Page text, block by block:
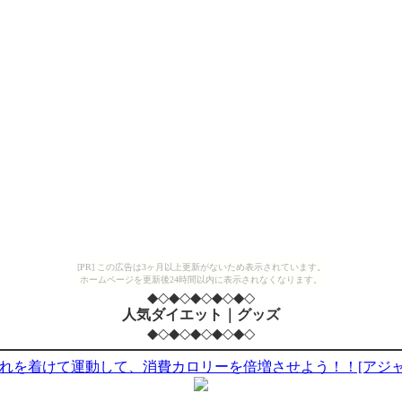
[PR] この広告は3ヶ月以上更新がないため表示されています。
ホームページを更新後24時間以内に表示されなくなります。
◆◇◆◇◆◇◆◇◆◇
人気ダイエット｜グッズ
◆◇◆◇◆◇◆◇◆◇
を着けて運動して、消費カロリーを倍増させよう！！[ア